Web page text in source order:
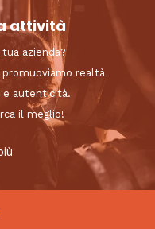
attività
azienda?
promuoviamo realtà
e autenticità.
il meglio!